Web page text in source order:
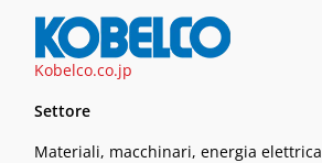
Kobelco.co.jp
Settore
Materiali, macchinari, energia elettrica